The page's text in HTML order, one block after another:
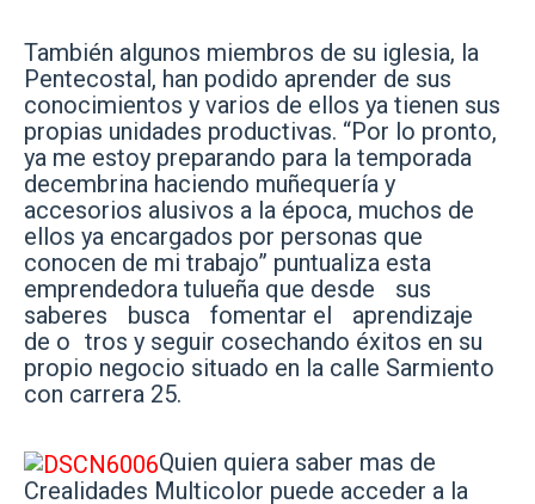
También algunos miembros de su iglesia, la
Pentecostal, han podido aprender de sus
conocimientos y varios de ellos ya tienen sus
propias unidades productivas. “Por lo pronto,
ya me estoy preparando para la temporada
decembrina haciendo muñequería y
accesorios alusivos a la época, muchos de
ellos ya encargados por personas que
conocen de mi trabajo” puntualiza esta
emprendedora tulueña que desde sus
saberes busca fomentar el aprendizaje
de o tros y seguir cosechando éxitos en su
propio negocio situado en la calle Sarmiento
con carrera 25.
Quien quiera saber mas de
Crealidades Multicolor puede acceder a la